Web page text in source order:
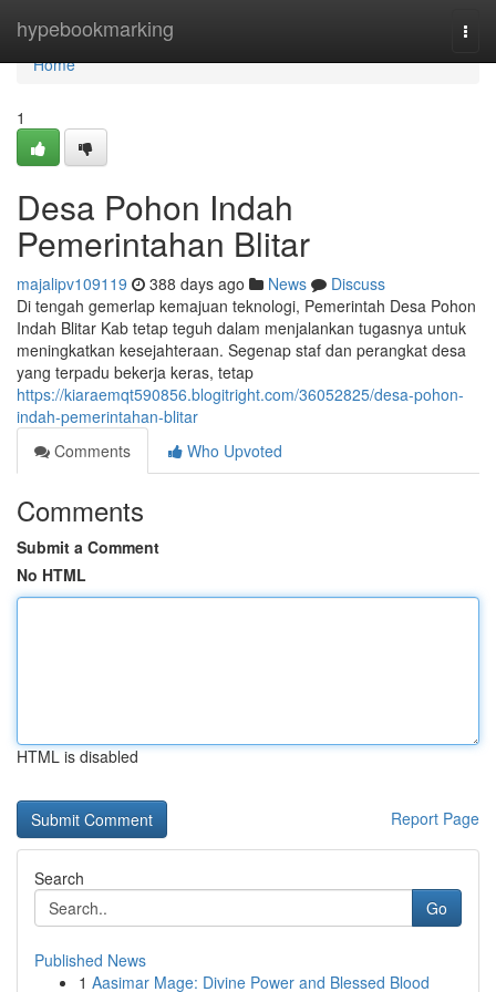
hypebookmarking
Home
Home
1
Desa Pohon Indah
Pemerintahan Blitar
majalipv109119 388 days ago News
Discuss
Di tengah gemerlap kemajuan teknologi, Pemerintah Desa Pohon
Indah Blitar Kab tetap teguh dalam menjalankan tugasnya untuk
meningkatkan kesejahteraan. Segenap staf dan perangkat desa
yang terpadu bekerja keras, tetap
https://kiaraemqt590856.blogitright.com/36052825/desa-pohon-
indah-pemerintahan-blitar
Comments
Who Upvoted
Comments
Submit a Comment
No HTML
HTML is disabled
Report Page
Search
Go
Published News
1 Aasimar Mage: Divine Power and Blessed Blood